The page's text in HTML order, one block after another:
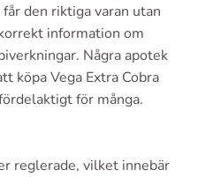
den riktiga varan utan
information om
Några apotek
köpa Vega Extra Cobra
för många.
reglerade, vilket innebär